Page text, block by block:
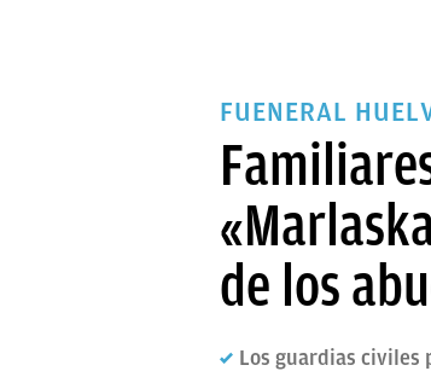
FUENERAL
de los
Los guardias civiles